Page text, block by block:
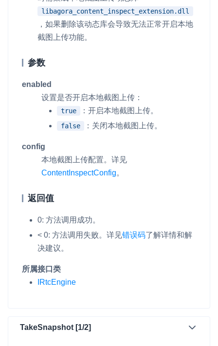
内容审核
对实时音频和视频画面进行风险识别，并联动回调和业务处置流
一站式实时互动模块的选型、购买、账号打通
使用录制、推流、拉流等服务丰富互动体验
RTC 服务端 SDK
PPT 转码服务
快速高效的文档转换解决方案
水晶球
全周期通话质量检测、回溯和分析方案
低代码应用平台
libagora_content_inspect_extension.dll
，如果删除该动态库会导致无法正常开启本地
截图上传功能。
参数
enabled
设置是否开启本地截图上传：
true ：开启本地截图上传。
false ：关闭本地截图上传。
config
本地截图上传配置。详见
ContentInspectConfig。
返回值
0: 方法调用成功。
< 0: 方法调用失败。 详见错误码了解详情和解
决建议。
所属接口类
IRtcEngine
TakeSnapshot [1/2]